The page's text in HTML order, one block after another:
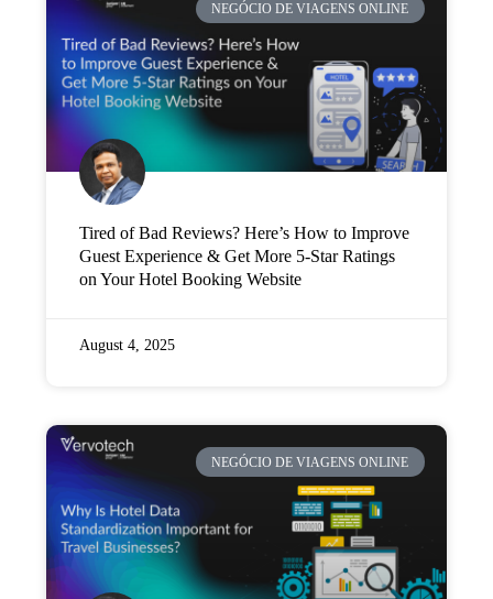
NEGÓCIO DE VIAGENS ONLINE
Tired of Bad Reviews? Here’s How to Improve
Guest Experience & Get More 5-Star Ratings
on Your Hotel Booking Website
August 4, 2025
NEGÓCIO DE VIAGENS ONLINE